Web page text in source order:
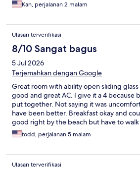
Kan, perjalanan 2 malam
Ulasan terverifikasi
8/10 Sangat bagus
5 Jul 2026
Terjemahkan dengan Google
Great room with ability open sliding
good and great AC. I give it a 4 because
put together. Not saying it was
have been better. Breakfast okay and
good right by the beach but have to
get there. Try not to get run over. Friendly
accommodating. I would stay here again.
todd, perjalanan 5 malam
Ulasan terverifikasi